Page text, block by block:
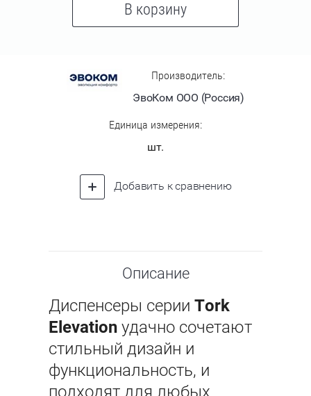
В корзину
Производитель:
ЭвоКом ООО (Россия)
Единица измерения:
шт.
Добавить к сравнению
Описание
Диспенсеры серии Tork
Elevation удачно сочетают
стильный дизайн и
функциональность, и
подходят для любых